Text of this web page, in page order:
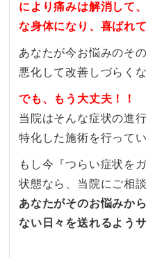
により痛みは解消して
な身体になり、喜ばれて
あなたが今お悩みのそ
悪化して改善しづらく
でも、もう大丈夫！！
当院はそんな症状の進
特化した施術を行ってい
もし今『つらい症状を
状態なら、当院にご相
あなたがそのお悩みか
ない日々を送れるよう